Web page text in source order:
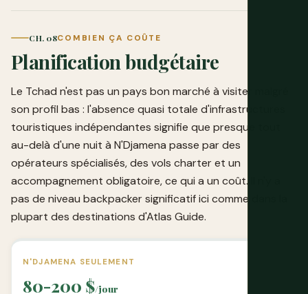
CH. 08COMBIEN ÇA COÛTE
Planification budgétaire
Le Tchad n'est pas un pays bon marché à visiter malgré
son profil bas : l'absence quasi totale d'infrastructures
touristiques indépendantes signifie que presque tout
au-delà d'une nuit à N'Djamena passe par des
opérateurs spécialisés, des vols charter et un
accompagnement obligatoire, ce qui a un coût. Il n'y a
pas de niveau backpacker significatif ici comme dans la
plupart des destinations d'Atlas Guide.
N'DJAMENA SEULEMENT
80-200 $/jour